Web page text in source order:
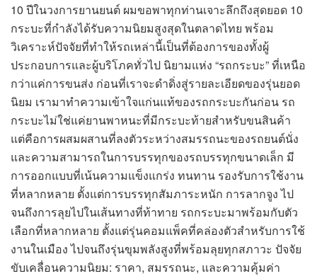
10 ปีในวงการยานยนต์ ผมขอพาทุกท่านเจาะลึกถึงสุดยอด 10
กระบะที่กำลังได้รับความนิยมสูงสุดในตลาดไทย พร้อม
วิเคราะห์ปัจจัยที่ทำให้รถเหล่านี้เป็นที่ต้องการของทั้งผู้
ประกอบการและผู้บริโภคทั่วไป นิยามแห่ง “รถกระบะ” ที่เหนือ
กว่าแค่การขนส่ง ก่อนที่เราจะดำดิ่งสู่รายละเอียดของรุ่นยอด
นิยม เรามาทำความเข้าใจแก่นแท้ของรถกระบะกันก่อน รถ
กระบะไม่ใช่แค่ยานพาหนะที่มีกระบะท้ายสำหรับขนสินค้า
แต่คือการผสมผสานที่ลงตัวระหว่างสมรรถนะของรถยนต์นั่ง
และความสามารถในการบรรทุกของรถบรรทุกขนาดเล็ก มี
การออกแบบที่เน้นความแข็งแกร่ง ทนทาน รองรับการใช้งาน
ที่หลากหลาย ตั้งแต่การบรรทุกสัมภาระหนัก การลากจูง ไป
จนถึงการลุยไปในเส้นทางที่ท้าทาย รถกระบะมาพร้อมกับตัว
เลือกที่หลากหลาย ตั้งแต่รุ่นคอมแพ็คที่คล่องตัวสำหรับการใช้
งานในเมือง ไปจนถึงรุ่นขุมพลังสูงที่พร้อมลุยทุกสภาวะ ปัจจัย
ขับเคลื่อนความนิยม: ราคา, สมรรถนะ, และความคุ้มค่า